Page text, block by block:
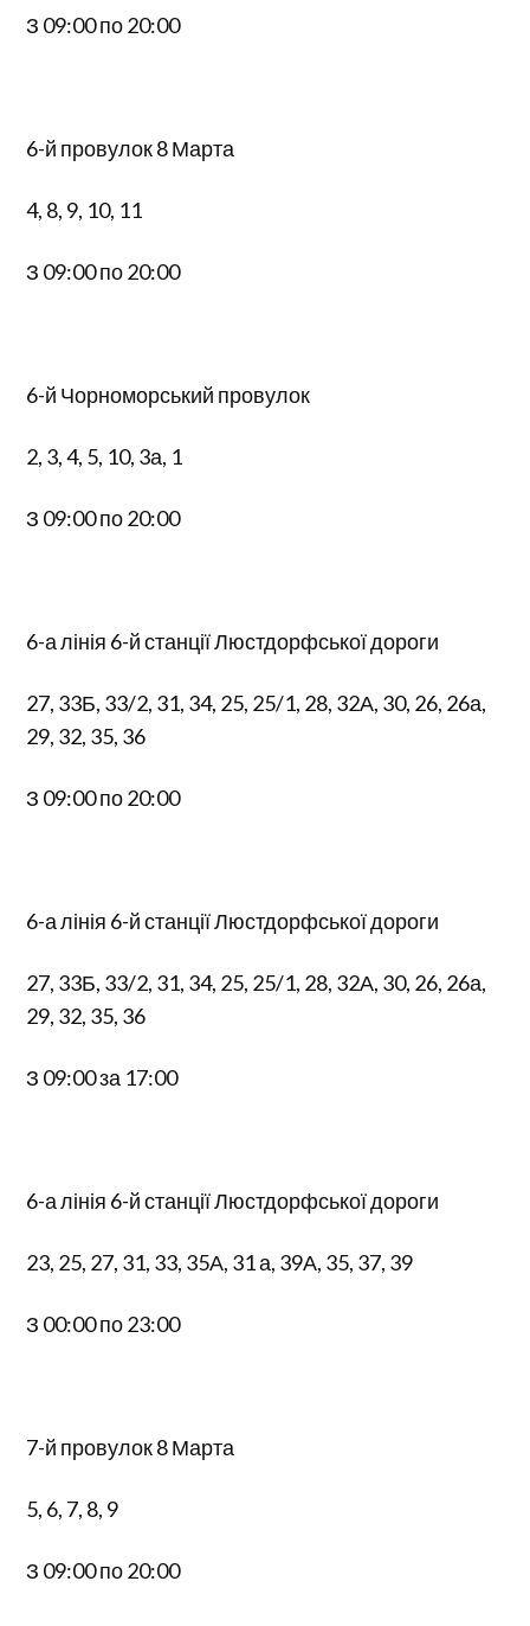
З 09:00 по 20:00
6-й провулок 8 Марта
4, 8, 9, 10, 11
З 09:00 по 20:00
6-й Чорноморський провулок
2, 3, 4, 5, 10, 3а, 1
З 09:00 по 20:00
6-а лінія 6-й станції Люстдорфської дороги
27, 33Б, 33/2, 31, 34, 25, 25/1, 28, 32А, 30, 26, 26а,
29, 32, 35, 36
З 09:00 по 20:00
6-а лінія 6-й станції Люстдорфської дороги
27, 33Б, 33/2, 31, 34, 25, 25/1, 28, 32А, 30, 26, 26а,
29, 32, 35, 36
З 09:00 за 17:00
6-а лінія 6-й станції Люстдорфської дороги
23, 25, 27, 31, 33, 35А, 31 а, 39А, 35, 37, 39
З 00:00 по 23:00
7-й провулок 8 Марта
5, 6, 7, 8, 9
З 09:00 по 20:00